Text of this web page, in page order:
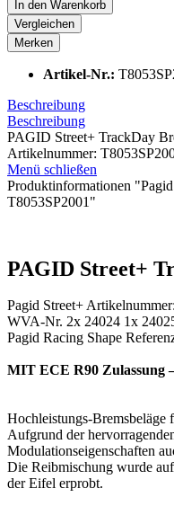
In den Warenkorb
Vergleichen
Merken
Artikel-Nr.:
Beschreibung
Beschreibung
PAGID Street+ TrackDay
Artikelnummer:
Menü schließen
Produktinformationen
T8053SP2001"
PAGID Street+
Pagid Street+
WVA-Nr. 2x 24024 1x
Pagid Racing Shape
MIT ECE R90 Zulassung
Hochleistungs-Bremsbeläge
Aufgrund der
Modulationseigenschaften
Die Reibmischung wurde
der Eifel erprobt.